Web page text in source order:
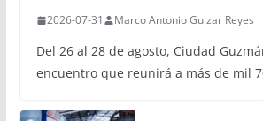
2026-07-31 Marco Antonio Guizar Reyes
Del 26 al 28 de agosto, Ciudad
encuentro que reunirá a más de mil